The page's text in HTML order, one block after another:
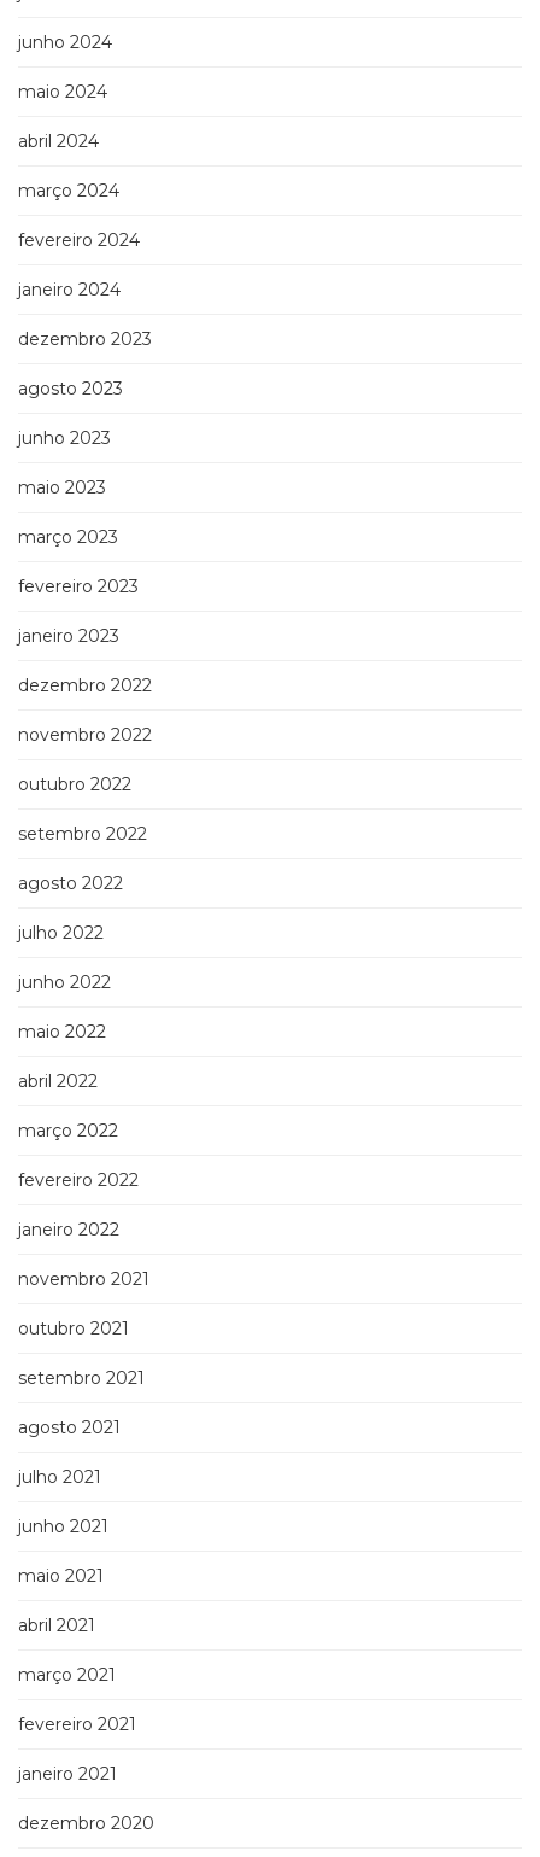
junho 2024
maio 2024
abril 2024
março 2024
fevereiro 2024
janeiro 2024
dezembro 2023
agosto 2023
junho 2023
maio 2023
março 2023
fevereiro 2023
janeiro 2023
dezembro 2022
novembro 2022
outubro 2022
setembro 2022
agosto 2022
julho 2022
junho 2022
maio 2022
abril 2022
março 2022
fevereiro 2022
janeiro 2022
novembro 2021
outubro 2021
setembro 2021
agosto 2021
julho 2021
junho 2021
maio 2021
abril 2021
março 2021
fevereiro 2021
janeiro 2021
dezembro 2020